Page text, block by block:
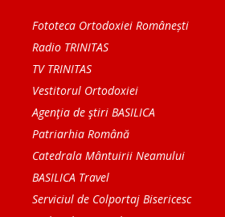
Fototeca Ortodoxiei Românești
Radio TRINITAS
TV TRINITAS
Vestitorul Ortodoxiei
Agenţia de ştiri BASILICA
Patriarhia Română
Catedrala Mântuirii Neamului
BASILICA Travel
Serviciul de Colportaj Bisericesc